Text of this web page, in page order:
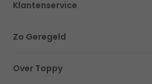
Klantenservice
Zo Geregeld
Over Toppy